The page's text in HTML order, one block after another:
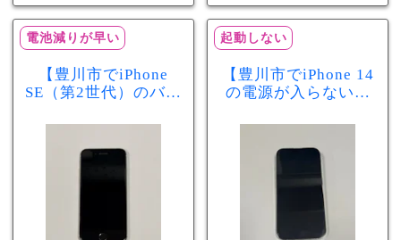
電池減りが早い
【豊川市でiPhone
SE（第2世代）のバッ
スマ豊川店】電池の
減りが早い症状も当
起動しない
【豊川市でiPhone 14
の電源が入らない修
店】バッテリー交換
で復旧するケースも
あります！